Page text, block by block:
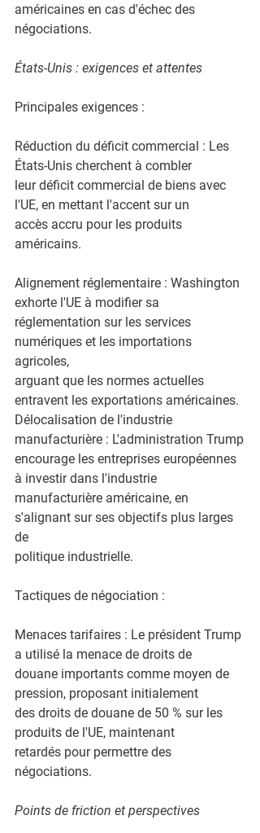
américaines en cas d'échec des
négociations.
États-Unis : exigences et attentes
Principales exigences :
Réduction du déficit commercial : Les
États-Unis cherchent à combler
leur déficit commercial de biens avec
l'UE, en mettant l'accent sur un
accès accru pour les produits
américains.
Alignement réglementaire : Washington
exhorte l'UE à modifier sa
réglementation sur les services
numériques et les importations
agricoles,
arguant que les normes actuelles
entravent les exportations américaines.
Délocalisation de l'industrie
manufacturière : L'administration Trump
encourage les entreprises européennes
à investir dans l'industrie
manufacturière américaine, en
s'alignant sur ses objectifs plus larges
de
politique industrielle.
Tactiques de négociation :
Menaces tarifaires : Le président Trump
a utilisé la menace de droits de
douane importants comme moyen de
pression, proposant initialement
des droits de douane de 50 % sur les
produits de l'UE, maintenant
retardés pour permettre des
négociations.
Points de friction et perspectives